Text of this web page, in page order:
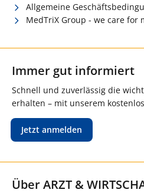
Allgemeine
MedTriX Group - we care for
Immer gut informiert
Schnell und zuverlässig die
erhalten – mit unserem
Jetzt anmelden
Über ARZT &